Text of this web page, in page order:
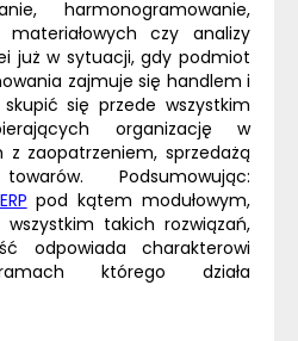
harmonogramowanie,
czy analizy
już w sytuacji, gdy podmiot
zajmuje się handlem i
się przede wszystkim
organizację w
z zaopatrzeniem, sprzedażą
Podsumowując:
pod kątem modułowym,
takich rozwiązań,
odpowiada charakterowi
którego działa